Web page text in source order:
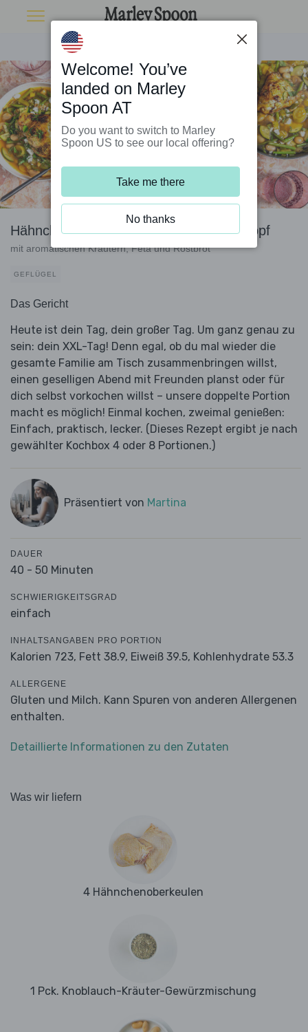
Hähnchenkeule auf buntem Bohneneintopf
mit aromatischen Kräutern, Feta und Röstbrot
GEFLÜGEL
Das Gericht
Heute ist dein Tag, dein großer Tag. Um ganz genau zu
sein: dein XXL-Tag! Denn egal, ob du mal wieder die
gesamte Familie am Tisch zusammenbringen willst,
einen geselligen Abend mit Freunden planst oder für
dich selbst vorkochen willst – unsere doppelte Portion
macht es möglich! Einmal kochen, zweimal genießen:
Einfach, praktisch, lecker. (Dieses Rezept ergibt je nach
gewählter Kochbox 4 oder 8 Portionen.)
Präsentiert von Martina
DAUER
40 - 50 Minuten
SCHWIERIGKEITSGRAD
einfach
INHALTSANGABEN PRO PORTION
Kalorien 723, Fett 38.9, Eiweiß 39.5, Kohlenhydrate 53.3
ALLERGENE
Gluten und Milch. Kann Spuren von anderen Allergenen
enthalten.
Detaillierte Informationen zu den Zutaten
Was wir liefern
4 Hähnchenoberkeulen
1 Pck. Knoblauch-Kräuter-Gewürzmischung
Welcome! You’ve
landed on Marley
Spoon AT
Do you want to switch to Marley
Spoon US to see our local offering?
Take me there
No thanks